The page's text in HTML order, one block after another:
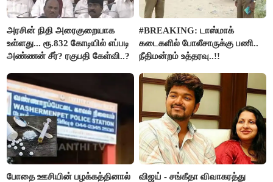
அரசின் நிதி அரைகுறையாக
உள்ளது... ரூ.832 கோடியில் எப்படி
அண்ணன் சீர்? ரகுபதி கேள்வி..?
#BREAKING: டாஸ்மாக்
கடைகளில் போலீசாருக்கு பணி..
நீதிமன்றம் உத்தரவு..!!
போதை ஊசியின் பழக்கத்தினால்
விஜய் - சங்கீதா விவாகரத்து